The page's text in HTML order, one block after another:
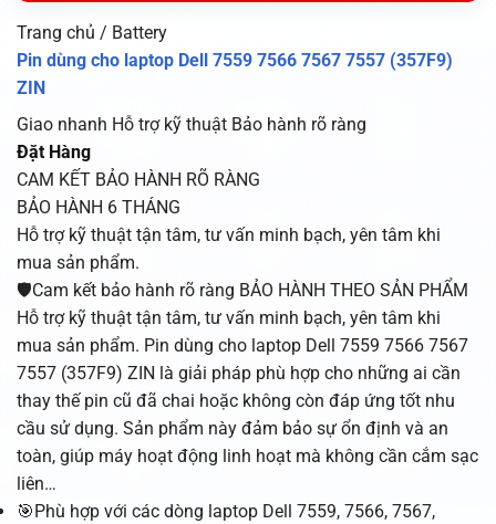
Trang chủ / Battery
Pin dùng cho laptop Dell 7559 7566 7567 7557 (357F9)
ZIN
Giao nhanh Hỗ trợ kỹ thuật Bảo hành rõ ràng
Đặt Hàng
CAM KẾT BẢO HÀNH RÕ RÀNG
BẢO HÀNH 6 THÁNG
Hỗ trợ kỹ thuật tận tâm, tư vấn minh bạch, yên tâm khi
mua sản phẩm.
🛡️Cam kết bảo hành rõ ràng BẢO HÀNH THEO SẢN PHẨM
Hỗ trợ kỹ thuật tận tâm, tư vấn minh bạch, yên tâm khi
mua sản phẩm. Pin dùng cho laptop Dell 7559 7566 7567
7557 (357F9) ZIN là giải pháp phù hợp cho những ai cần
thay thế pin cũ đã chai hoặc không còn đáp ứng tốt nhu
cầu sử dụng. Sản phẩm này đảm bảo sự ổn định và an
toàn, giúp máy hoạt động linh hoạt mà không cần cắm sạc
liên…
🎯Phù hợp với các dòng laptop Dell 7559, 7566, 7567,